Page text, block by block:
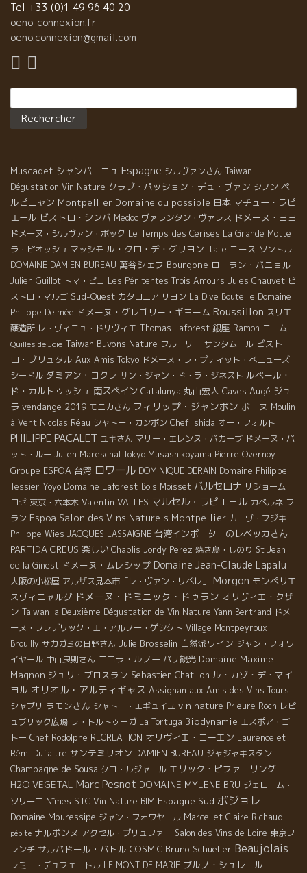
Tel +33 (0)1 49 96 40 20
oeno-connexion.fr
oeno.connexion@gmail.com
Muscadet シャンパーニュ Espagne シルヴァンさん Taiwan
Dégustation Vin Nature クラブ・パッション・デュ・ヴァン シノン ペ
ルピニャン Montpellier Domaine du possible 日本 マチュー・ラピ
エール ビストロ・シンバ Medoc ヴァランタン・ヴァレス ドメーヌ・ヨヨ
ドメーヌ・シルヴァン・ボック Le Temps des Cerises La Grande Motte
ラ・ピオッシュ マッシモ ル・クロ・デ・グリヨン Italie ニース ソントル
DOMAINE DAMIEN BUREAU 萬谷シェフ Bourgone ローラン・バニョル
Julien Guillot トマ・ピコ Les Pénitentes Trois Amours Jules Chauvet ビ
ストロ・マルゴ Sud-Ouest カタロニア リヨン La Dive Bouteille Domaine
Philippe Delmée ドメーヌ・グレゴリー・ギヨーム Roussillon スリエ
醸造所 レ・ヴィニュ・ドリヴィエ Thomas Laforest 銀座 Ramon ニーム
Quilles de Joie Taiwan Buvons Nature フルーリー サンタムール ビスト
ロ・ブリュタル Aux Amis Tokyo ドメーヌ・ラ・プティット・べニューズ
シードル ダミアン・コクレ サン・ジャン・ド・ラ・ジネスト ルペール・
ド・カルトゥッシュ 南スペイン Catalunya 丸山宏人 Caves Augé ジュ
ラ vendange 2019 モニカさん フィリップ・ジャンボン ボーヌ Moulin
à Vent Nicolas Réau シャトー・カンボン Chef Ishida オー・フォルト
PHILIPPE PACALET ユキさん マリー・エレンヌ・バカーブ ドメーヌ・パ
ット・ルー Julien Mareschal Tokyo Musashikoyama Pierre Overnoy
Groupe ESPOA 台湾 ロワール DOMINIQUE DERAIN Domaine Philippe
Tessier Yoyo Domaine Laforest Bois Moisset バルセロナ リショーム
ロゼ 東京・六本木 Valentin VALLES マルセル・ラピエ－ル カベルネ フ
ラン Espoa Salon des Vins Naturels Montpellier カーヴ・フジキ
Philippe Wies JACQUES LASSAIGNE 台湾インポーターのレベッカさん
PARTIDA CREUS 楽しい Chablis Jordy Perez 焼き鳥・しのり St Jean
de la Ginest ドメーヌ・ムレシップ Domaine Jean-Claude Lapalu
大阪の小松屋 アルザス見本市「レ・ヴァン・リベレ」 Morgon モンペリエ
スヴィニャルグ ドメーヌ・ドミニック・ドゥラン オリヴィエ・クザ
ン Taiwan la Deuxième Dégustation de Vin Nature Yann Bertrand ドメ
ーヌ・フレデリック・エ・アルノー・ゲシクト Village Montpeyroux
Brouilly サカガミの日野さん Julie Brosselin 自然派ワイン ジャン・フォワ
イヤール 中山良則さん ニコラ・ルノー パリ観光 Domaine Maxime
Magnon ジュリ・ブロスラン Sebastien Chatillon ル・カゾ・デ・マイ
ヨル オリオル・アルティギャス Assignan aux Amis des Vins Tours
シャブリ ラモンさん シャトー・エギュイユ vin nature Prieure Roch レピ
ュブリック広場 ラ・トルトゥーガ La Tortuga Biodynamie エスポア・ゴ
トー Chef Rodolphe RECREATION オリヴィエ・コーエン Laurence et
Rémi Dufaitre サンテミリオン DAMIEN BUREAU ジャジャキスタン
Champagne de Sousa クロ・ルジャール エリック・ピファーリング
H2O VEGETAL Marc Pesnot DOMAINE MYLENE BRU ジェローム・
ソリーニ Nîmes STC Vin Nature BIM Espagne Sud ボジョレ
Domaine Mouressipe ジャン・フォワヤール Marcel et Claire Richaud
pépite ナルボンヌ アクセル・プリュファー Salon des Vins de Loire 東京フ
レンチ サルバドール・バトル COSMIC Bruno Schueller Beaujolais
レミー・デュフェートル LE MONT DE MARIE ブルノ・シュレール